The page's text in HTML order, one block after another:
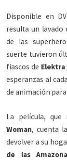
Disponible en
resulta un lavado
de las
suerte tuvieron
fiascos de Elektra
esperanzas al
de animación
La película,
Woman, cuenta
devolver a su
de las